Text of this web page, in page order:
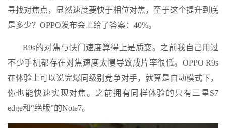
寻找对焦点，显然速度要快于相位对焦，至于这个提升到底
是多少？OPPO发布会上给了答案：40%。
R9s的对焦与快门速度算得上是质变。之前我自己用过
不少手机都存在对焦速度太慢导致成片率很低。OPPO R9s
在体验上可以说完爆同级别竞争对手，就算是自动模式下，
你也能快速实现对焦。之前拥有同样体验的只有三星S7
edge和“绝版”的Note7。